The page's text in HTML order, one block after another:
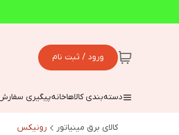
ورود / ثبت نام
دسته‌بندی کالاهاخانهپیگیری
کالای برق مینیاتور رونیکس